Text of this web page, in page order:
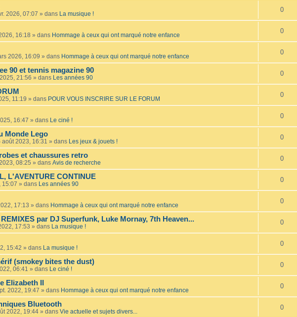
2026, 07:07 » dans La musique !
0
16:18 » dans Hommage à ceux qui ont marqué notre enfance
0
2026, 16:09 » dans Hommage à ceux qui ont marqué notre enfance
0
90 et tennis magazine 90
21:56 » dans Les années 90
0
11:19 » dans POUR VOUS INSCRIRE SUR LE FORUM
0
16:47 » dans Le ciné !
0
Monde Lego
août 2023, 16:31 » dans Les jeux & jouets !
0
et chaussures retro
08:25 » dans Avis de recherche
0
L'AVENTURE CONTINUE
15:07 » dans Les années 90
0
17:13 » dans Hommage à ceux qui ont marqué notre enfance
0
par DJ Superfunk, Luke Mornay, 7th Heaven...
17:53 » dans La musique !
0
15:42 » dans La musique !
0
(smokey bites the dust)
06:41 » dans Le ciné !
0
Elizabeth II
2022, 19:47 » dans Hommage à ceux qui ont marqué notre enfance
0
Bluetooth
2022, 19:44 » dans Vie actuelle et sujets divers...
0